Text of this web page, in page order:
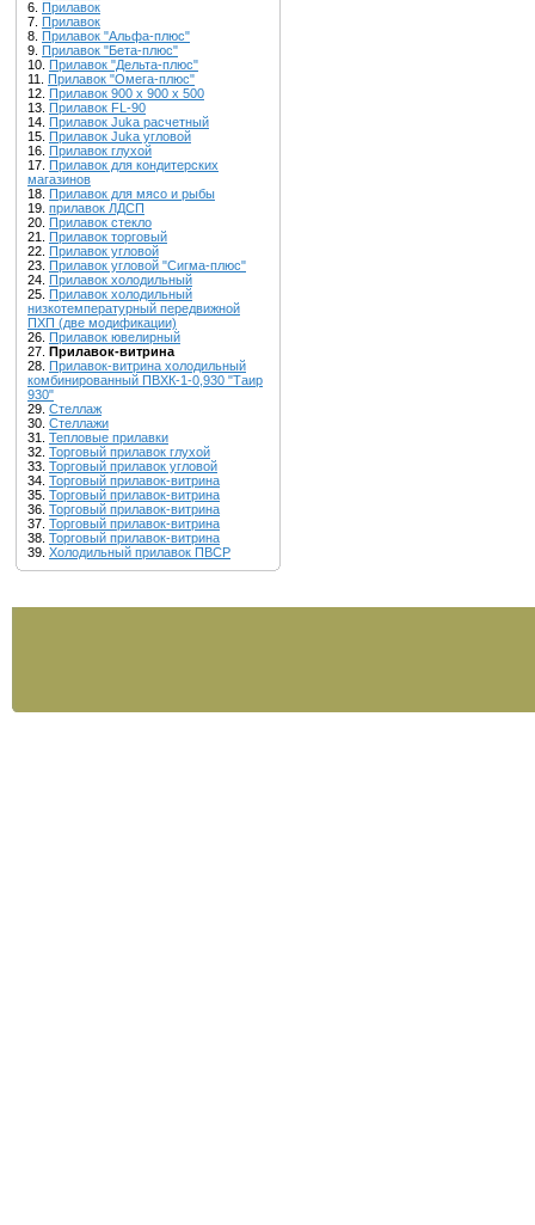
6. Прилавок
7. Прилавок
8. Прилавок "Альфа-плюс"
9. Прилавок "Бета-плюс"
10. Прилавок "Дельта-плюс"
11. Прилавок "Омега-плюс"
12. Прилавок 900 х 900 х 500
13. Прилавок FL-90
14. Прилавок Juka расчетный
15. Прилавок Juka угловой
16. Прилавок глухой
17. Прилавок для кондитерских
магазинов
18. Прилавок для мясо и рыбы
19. прилавок ЛДСП
20. Прилавок стекло
21. Прилавок торговый
22. Прилавок угловой
23. Прилавок угловой "Сигма-плюс"
24. Прилавок холодильный
25. Прилавок холодильный
низкотемпературный передвижной
ПХП (две модификации)
26. Прилавок ювелирный
27. Прилавок-витрина
28. Прилавок-витрина холодильный
комбинированный ПВХК-1-0,930 "Таир
930"
29. Стеллаж
30. Стеллажи
31. Тепловые прилавки
32. Торговый прилавок глухой
33. Торговый прилавок угловой
34. Торговый прилавок-витрина
35. Торговый прилавок-витрина
36. Торговый прилавок-витрина
37. Торговый прилавок-витрина
38. Торговый прилавок-витрина
39. Холодильный прилавок ПВСР